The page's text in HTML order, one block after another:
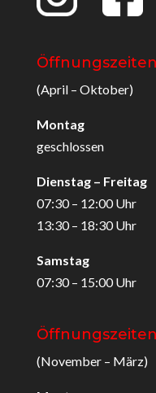
(April – Oktober)
Montag
geschlossen
Dienstag – Freitag
07:30 – 12:00 Uhr
13:30 – 18:30 Uhr
Samstag
07:30 – 15:00 Uhr
(November – März)